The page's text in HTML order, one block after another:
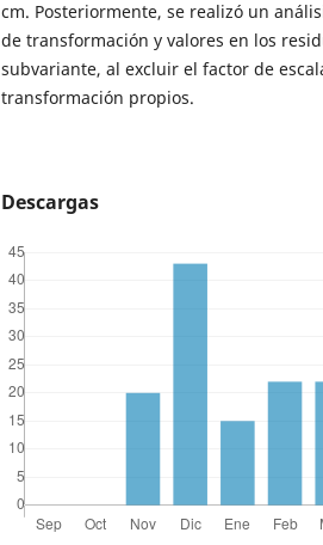
cm. Posteriormente, se realizó un
de transformación y valores en los
subvariante, al excluir el factor de
transformación propios.
Descargas